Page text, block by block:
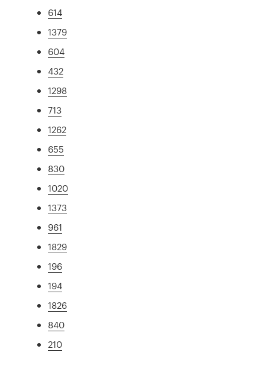
614
1379
604
432
1298
713
1262
655
830
1020
1373
961
1829
196
194
1826
840
210